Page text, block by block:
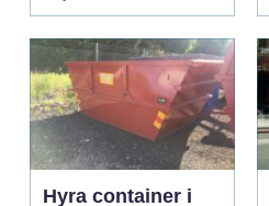
Hyra container i